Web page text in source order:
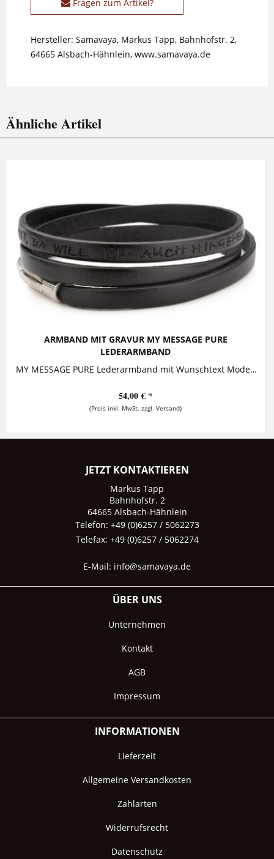
Fragen zum Artikel?
Hersteller: Samavaya, Markus Tapp, Bahnhofstr. 2,
64665 Alsbach-Hähnlein, www.samavaya.de
Ähnliche Artikel
ARMBAND MIT GRAVUR MY MESSAGE PURE
LEDERARMBAND
MY MESSAGE PURE Lederarmband mit Wunschtext Modern, lässig und zugleich elegant ist dieses Damenarmband mit Gravur aus hochwertigem...
54,00 € *
(Preis inkl. MwSt. zzgl. Versand)
JETZT KONTAKTIEREN
Markus Tapp
Bahnhofstr. 2
64665 Alsbach-Hähnlein
Telefon: +49 (0)6257 / 5062273
Telefax: +49 (0)6257 / 5062274
E-Mail: info@samavaya.de
ÜBER UNS
Unternehmen
Kontakt
AGB
Impressum
INFORMATIONEN
Lieferzeit
Allgemeine Versandkosten
Zahlarten
Widerrufsrecht
Datenschutz